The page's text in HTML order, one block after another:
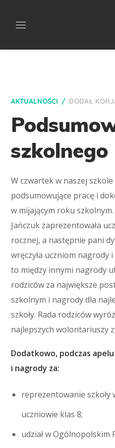
AKTUALNOŚCI DODAŁ
szkolnego
W czwartek w naszej szkole
podsumowujące pracę i
w mijającym roku
Jańczuk zaprezentowała
rocznej, a następnie pani
wręczyła uczniom nagrody
to między innymi nagrody
rodziców za największe
szkolnym i nagrody dla
szkoły. Rada rodziców
najlepszych wolontariuszy z
Dodatkowo, podczas
i nagrody za:
reprezentowanie szkoły
uczniowie klas 8;
udział w Ogólnopolskim